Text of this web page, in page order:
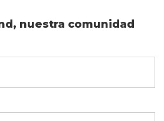
nuestra comunidad